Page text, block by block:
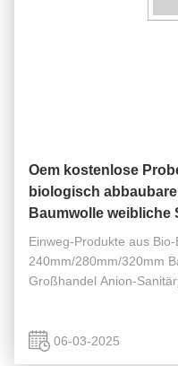
Oem kostenlose
biologisch
Baumwolle weibliche
Einweg-Produkte aus
240mm/280mm/320mm
Großhandel Anion-
06-03-2025